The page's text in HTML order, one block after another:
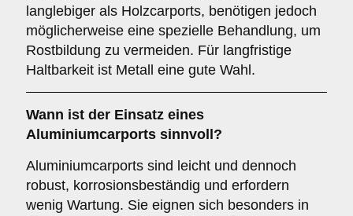
langlebiger als Holzcarports, benötigen jedoch
möglicherweise eine spezielle Behandlung, um
Rostbildung zu vermeiden. Für langfristige
Haltbarkeit ist Metall eine gute Wahl.
Wann ist der Einsatz eines
Aluminiumcarports sinnvoll?
Aluminiumcarports sind leicht und dennoch
robust, korrosionsbeständig und erfordern
wenig Wartung. Sie eignen sich besonders in